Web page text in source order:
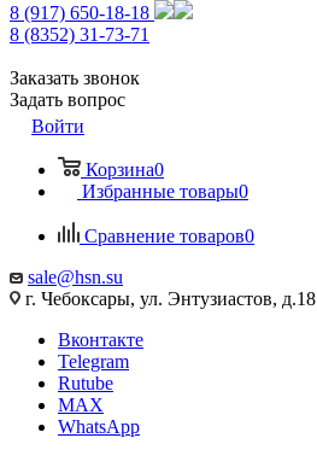
8 (917) 650-18-18
8 (8352) 31-73-71
Заказать звонок
Задать вопрос
Войти
Корзина0
Избранные товары0
Сравнение товаров0
sale@hsn.su
г. Чебоксары, ул. Энтузиастов, д.18
Вконтакте
Telegram
Rutube
MAX
WhatsApp